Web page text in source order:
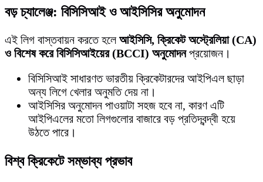
বড় চ্যালেঞ্জ: বিসিসিআই ও আইসিসির অনুমোদন
এই লিগ বাস্তবায়ন করতে হলেআইসিসি, ক্রিকেট অস্ট্রেলিয়া (CA)
ও বিশেষ করে বিসিসিআইয়ের (BCCI) অনুমোদনপ্রয়োজন।
বিসিসিআই সাধারণত ভারতীয় ক্রিকেটারদের আইপিএল ছাড়া
অন্য লিগে খেলার অনুমতি দেয় না।
আইসিসির অনুমোদন পাওয়াটা সহজ হবে না, কারণ এটি
আইপিএলের মতো লিগগুলোর বাজারে বড় প্রতিদ্বন্দ্বী হয়ে
উঠতে পারে।
বিশ্ব ক্রিকেটে সম্ভাব্য প্রভাব